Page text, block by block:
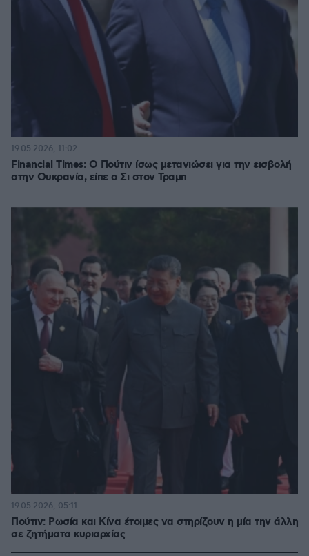
Financial Times: Ο Πούτιν ίσως μετανιώσει για την εισβολή
στην Ουκρανία, είπε ο Σι στον Τραμπ
19.05.2026, 11:02
Πούτιν: Ρωσία και Κίνα έτοιμες να στηρίζουν η μία την άλλη
σε ζητήματα κυριαρχίας
19.05.2026, 05:11